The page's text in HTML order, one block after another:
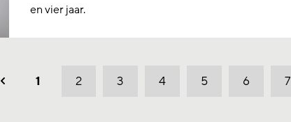
en vier jaar.
Vorig 1 2 3 4 5 6 7